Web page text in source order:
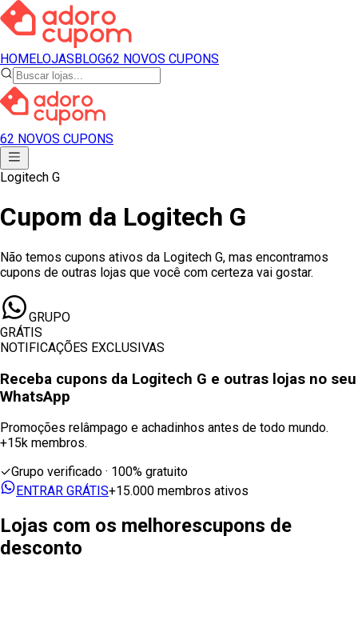
HOMELOJASBLOG62 NOVOS CUPONS
62 NOVOS CUPONS
Logitech G
Cupom da Logitech G
Não temos cupons ativos da Logitech G, mas encontramos
cupons de outras lojas que você com certeza vai gostar.
GRUPO
GRÁTIS
NOTIFICAÇÕES EXCLUSIVAS
Receba cupons da Logitech G e outras lojas no seu
WhatsApp
Promoções relâmpago e achadinhos antes de todo mundo.
+15k membros.
✓Grupo verificado · 100% gratuito
ENTRAR GRÁTIS+15.000 membros ativos
Lojas com os melhorescupons de
desconto